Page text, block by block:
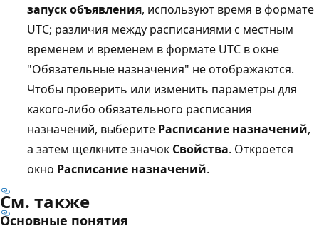
запуск объявления, используют время в формате
UTC; различия между расписаниями с местным
временем и временем в формате UTC в окне
"Обязательные назначения" не отображаются.
Чтобы проверить или изменить параметры для
какого-либо обязательного расписания
назначений, выберите Расписание назначений,
а затем щелкните значок Свойства. Откроется
окно Расписание назначений.
См. также
Основные понятия